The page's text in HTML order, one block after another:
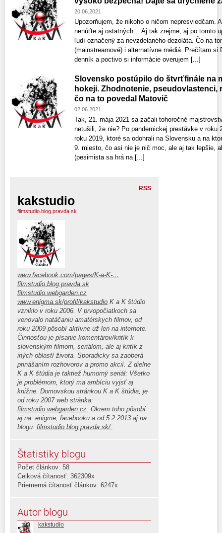
20.06.2021
Upozorňujem, že nikoho o ničom nepresviedčam.
nenúťte aj ostatných… Aj tak zrejme, aj po tomto
ľudí označený za nevzdelaného dezoláta. Čo na
(mainstreamové) i alternatívne médiá. Prečítam si
denník a poctivo si informácie overujem [...]
Slovensko postúpilo do štvrťfinále na
hokeji. Zhodnotenie, pseudovlastenci,
čo na to povedal Matovič
02.06.2021
Tak, 21. mája 2021 sa začali tohoročné
netušili, že nie? Po pandemickej prestávke v roku
roku 2019, ktoré sa odohrali na Slovensku a na
9. miesto, čo asi nie je nič moc, ale aj tak lepšie,
(pesimista sa hrá na [...]
RSS
kakstudio
filmstudio.blog.pravda.sk
www.facebook.com/pages/K-a-K-…
filmstudio.blog.pravda.sk
filmstudio.webgarden.cz
www.enigma.sk/profil/kakstudio K a K štúdio
vzniklo v roku 2006. V prvopočiatkoch sa
venovalo natáčaniu amatérskych filmov, od
roku 2009 pôsobí aktívne už len na internete.
Činnosťou je písanie komentárov/kritík k
slovenským filmom, seriálom, ale aj kritík z
iných oblastí života. Sporadicky sa zaoberá
prinášaním rozhovorov a promo akcií. Z dielne
K a K štúdia je taktiež humorný seriál: Všetko
je problémom, ktorý ma ambíciu vyjsť aj
knižne. Domovskou stránkou K a K štúdia, je
od roku 2007 web stránka:
filmstudio.webgarden.cz. Okrem toho pôsobí
aj na: enigme, facebooku a od 5.2.2013 aj na
blogu: filmstudio.blog.pravda.sk/.
Štatistiky blogu
Počet článkov: 58
Celková čítanosť: 362309x
Priemerná čítanosť článkov: 6247x
Autor blogu
kakstudio